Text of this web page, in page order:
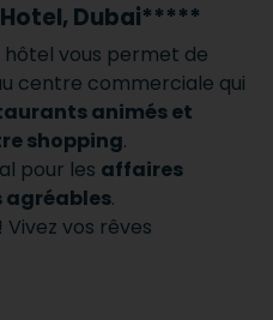
Dubai*****
hôtel vous permet de
centre commerciale qui
animés et
shopping.
pour les affaires
agréables.
vos rêves